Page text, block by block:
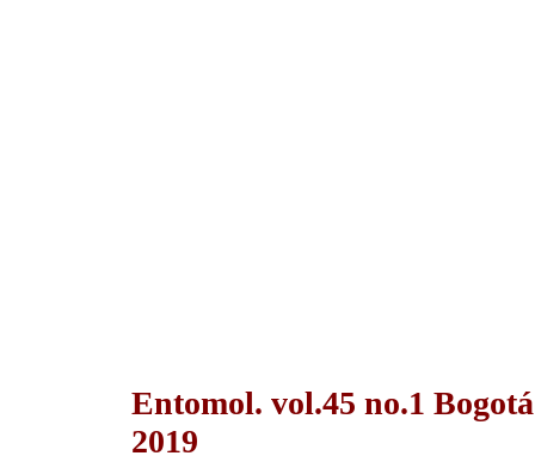
Entomol. vol.45 no.1
2019